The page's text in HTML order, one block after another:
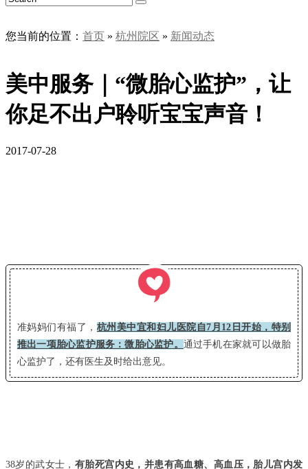
您当前的位置： 首页 » 杭州院区 » 新闻动态
美中服务｜“微胎心监护”，让
你足不出户聆听宝宝声音！
2017-07-28
准妈妈们有福了， 杭州美中宜和妇儿医院自7月12日开始，特别
推出一项胎心监护服务：微胎心监护。 通过手机在家就可以做胎
心监护了，还有医生及时给出意见。
38岁的武女士， 有胎死宫内史，并患有高血糖、高血压，胎儿宫内发